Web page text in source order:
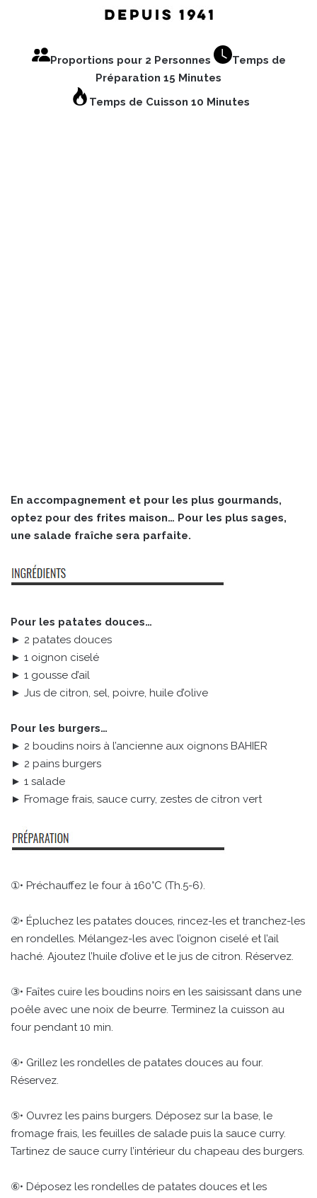
Proportions pour 2 Personnes
Temps de
Préparation 15 Minutes
Temps de Cuisson 10 Minutes
En accompagnement et pour les plus gourmands,
optez pour des frites maison… Pour les plus sages,
une salade fraîche sera parfaite.
Pour les patates douces…
► 2 patates douces
► 1 oignon ciselé
► 1 gousse d’ail
► Jus de citron, sel, poivre, huile d’olive
Pour les burgers…
► 2 boudins noirs à l’ancienne aux oignons BAHIER
► 2 pains burgers
► 1 salade
► Fromage frais, sauce curry, zestes de citron vert
①• Préchauffez le four à 160°C (Th.5-6).
②• Épluchez les patates douces, rincez-les et tranchez-les
en rondelles. Mélangez-les avec l’oignon ciselé et l’ail
haché. Ajoutez l’huile d’olive et le jus de citron. Réservez.
③• Faîtes cuire les boudins noirs en les saisissant dans une
poêle avec une noix de beurre. Terminez la cuisson au
four pendant 10 min.
④• Grillez les rondelles de patates douces au four.
Réservez.
⑤• Ouvrez les pains burgers. Déposez sur la base, le
fromage frais, les feuilles de salade puis la sauce curry.
Tartinez de sauce curry l’intérieur du chapeau des burgers.
⑥• Déposez les rondelles de patates douces et les